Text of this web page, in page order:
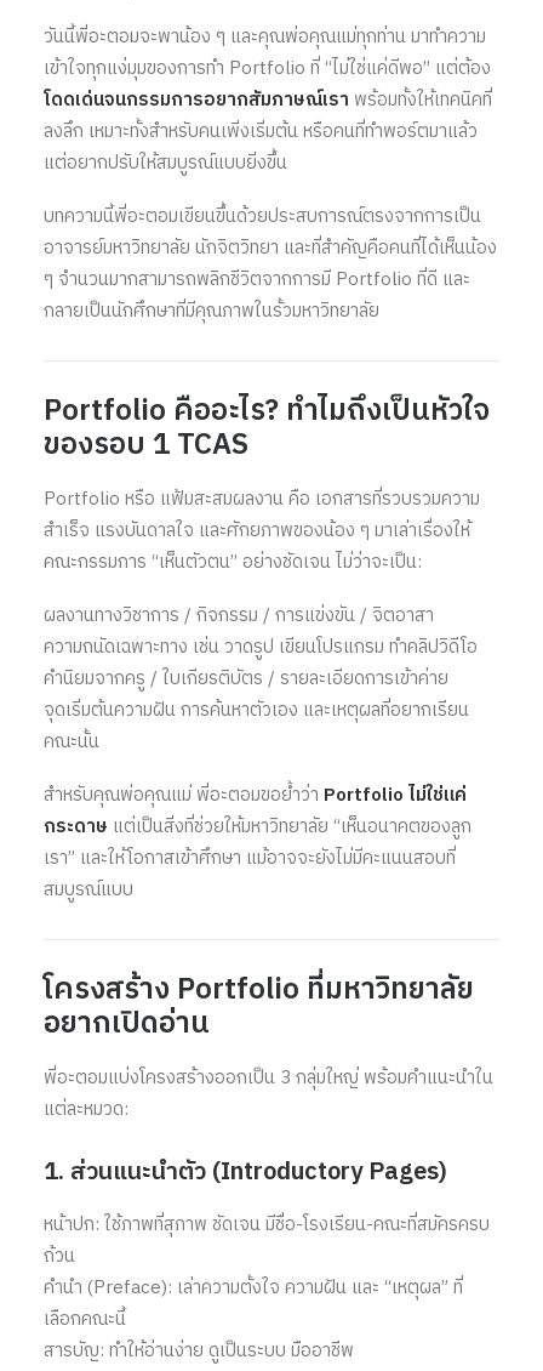
วันนี้พี่อะตอมจะพาน้อง ๆ และคุณพ่อคุณแม่ทุกท่าน มาทำความ
เข้าใจทุกแง่มุมของการทำ Portfolio ที่ “ไม่ใช่แค่ดีพอ” แต่ต้อง
โดดเด่นจนกรรมการอยากสัมภาษณ์เรา พร้อมทั้งให้เทคนิคที่
ลงลึก เหมาะทั้งสำหรับคนเพิ่งเริ่มต้น หรือคนที่ทำพอร์ตมาแล้ว
แต่อยากปรับให้สมบูรณ์แบบยิ่งขึ้น
บทความนี้พี่อะตอมเขียนขึ้นด้วยประสบการณ์ตรงจากการเป็น
อาจารย์มหาวิทยาลัย นักจิตวิทยา และที่สำคัญคือคนที่ได้เห็นน้อง
ๆ จำนวนมากสามารถพลิกชีวิตจากการมี Portfolio ที่ดี และ
กลายเป็นนักศึกษาที่มีคุณภาพในรั้วมหาวิทยาลัย
Portfolio คืออะไร? ทำไมถึงเป็นหัวใจ
ของรอบ 1 TCAS
Portfolio หรือ แฟ้มสะสมผลงาน คือ เอกสารที่รวบรวมความ
สำเร็จ แรงบันดาลใจ และศักยภาพของน้อง ๆ มาเล่าเรื่องให้
คณะกรรมการ “เห็นตัวตน” อย่างชัดเจน ไม่ว่าจะเป็น:
ผลงานทางวิชาการ / กิจกรรม / การแข่งขัน / จิตอาสา
ความถนัดเฉพาะทาง เช่น วาดรูป เขียนโปรแกรม ทำคลิปวิดีโอ
คำนิยมจากครู / ใบเกียรติบัตร / รายละเอียดการเข้าค่าย
จุดเริ่มต้นความฝัน การค้นหาตัวเอง และเหตุผลที่อยากเรียน
คณะนั้น
สำหรับคุณพ่อคุณแม่ พี่อะตอมขอย้ำว่า Portfolio ไม่ใช่แค่
กระดาษ แต่เป็นสิ่งที่ช่วยให้มหาวิทยาลัย “เห็นอนาคตของลูก
เรา” และให้โอกาสเข้าศึกษา แม้อาจจะยังไม่มีคะแนนสอบที่
สมบูรณ์แบบ
โครงสร้าง Portfolio ที่มหาวิทยาลัย
อยากเปิดอ่าน
พี่อะตอมแบ่งโครงสร้างออกเป็น 3 กลุ่มใหญ่ พร้อมคำแนะนำใน
แต่ละหมวด:
1. ส่วนแนะนำตัว (Introductory Pages)
หน้าปก: ใช้ภาพที่สุภาพ ชัดเจน มีชื่อ-โรงเรียน-คณะที่สมัครครบ
ถ้วน
คำนำ (Preface): เล่าความตั้งใจ ความฝัน และ “เหตุผล” ที่
เลือกคณะนี้
สารบัญ: ทำให้อ่านง่าย ดูเป็นระบบ มืออาชีพ